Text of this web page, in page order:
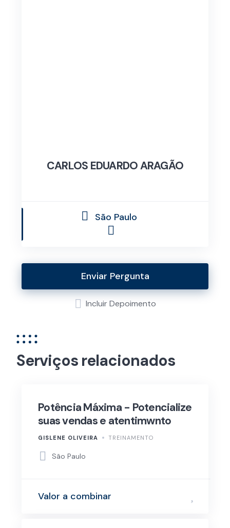
CARLOS EDUARDO ARAGÃO
São Paulo
Enviar Pergunta
Incluir Depoimento
Serviços relacionados
Potência Máxima - Potencialize
suas vendas e atentimwnto
GISLENE OLIVEIRA TREINAMENTO
São Paulo
Valor a combinar